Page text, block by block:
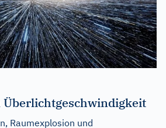
Überlichtgeschwindigkeit
Raumexplosion und